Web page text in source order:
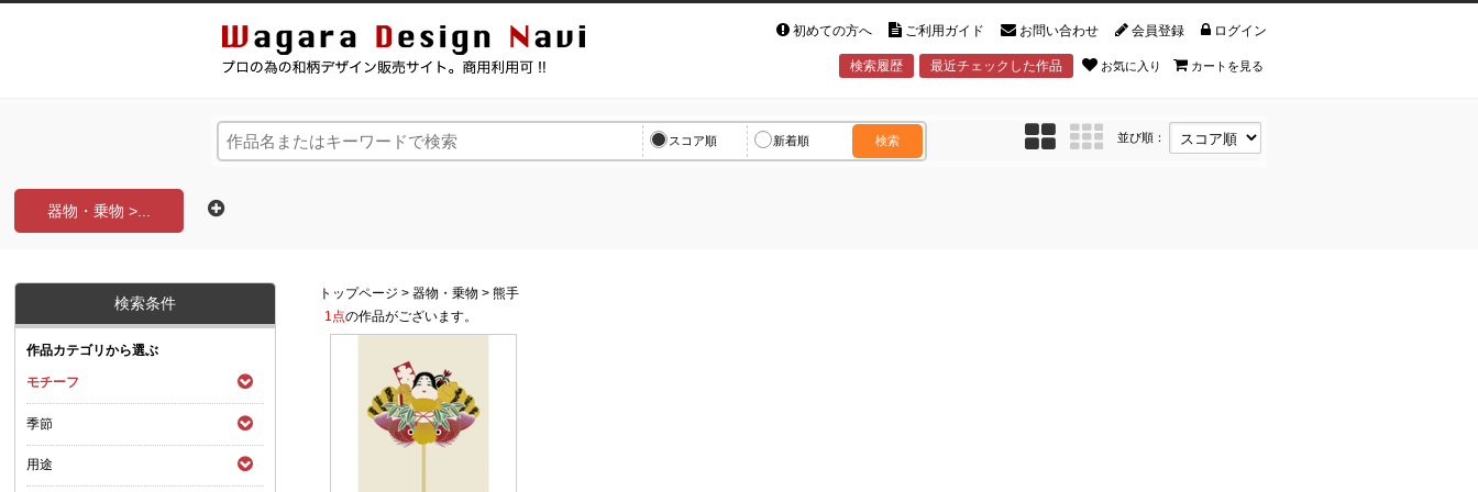
初めての方へ ご利用ガイド お問い合わせ 会員登録 ログイン
検索履歴 最近チェックした作品 お気に入り カートを見る
スコア順 新着順 検索 並び順：
器物・乗物 >...
検索条件
作品カテゴリから選ぶ
モチーフ
季節
用途
トップページ >器物・乗物 >熊手
1点の作品がございます。